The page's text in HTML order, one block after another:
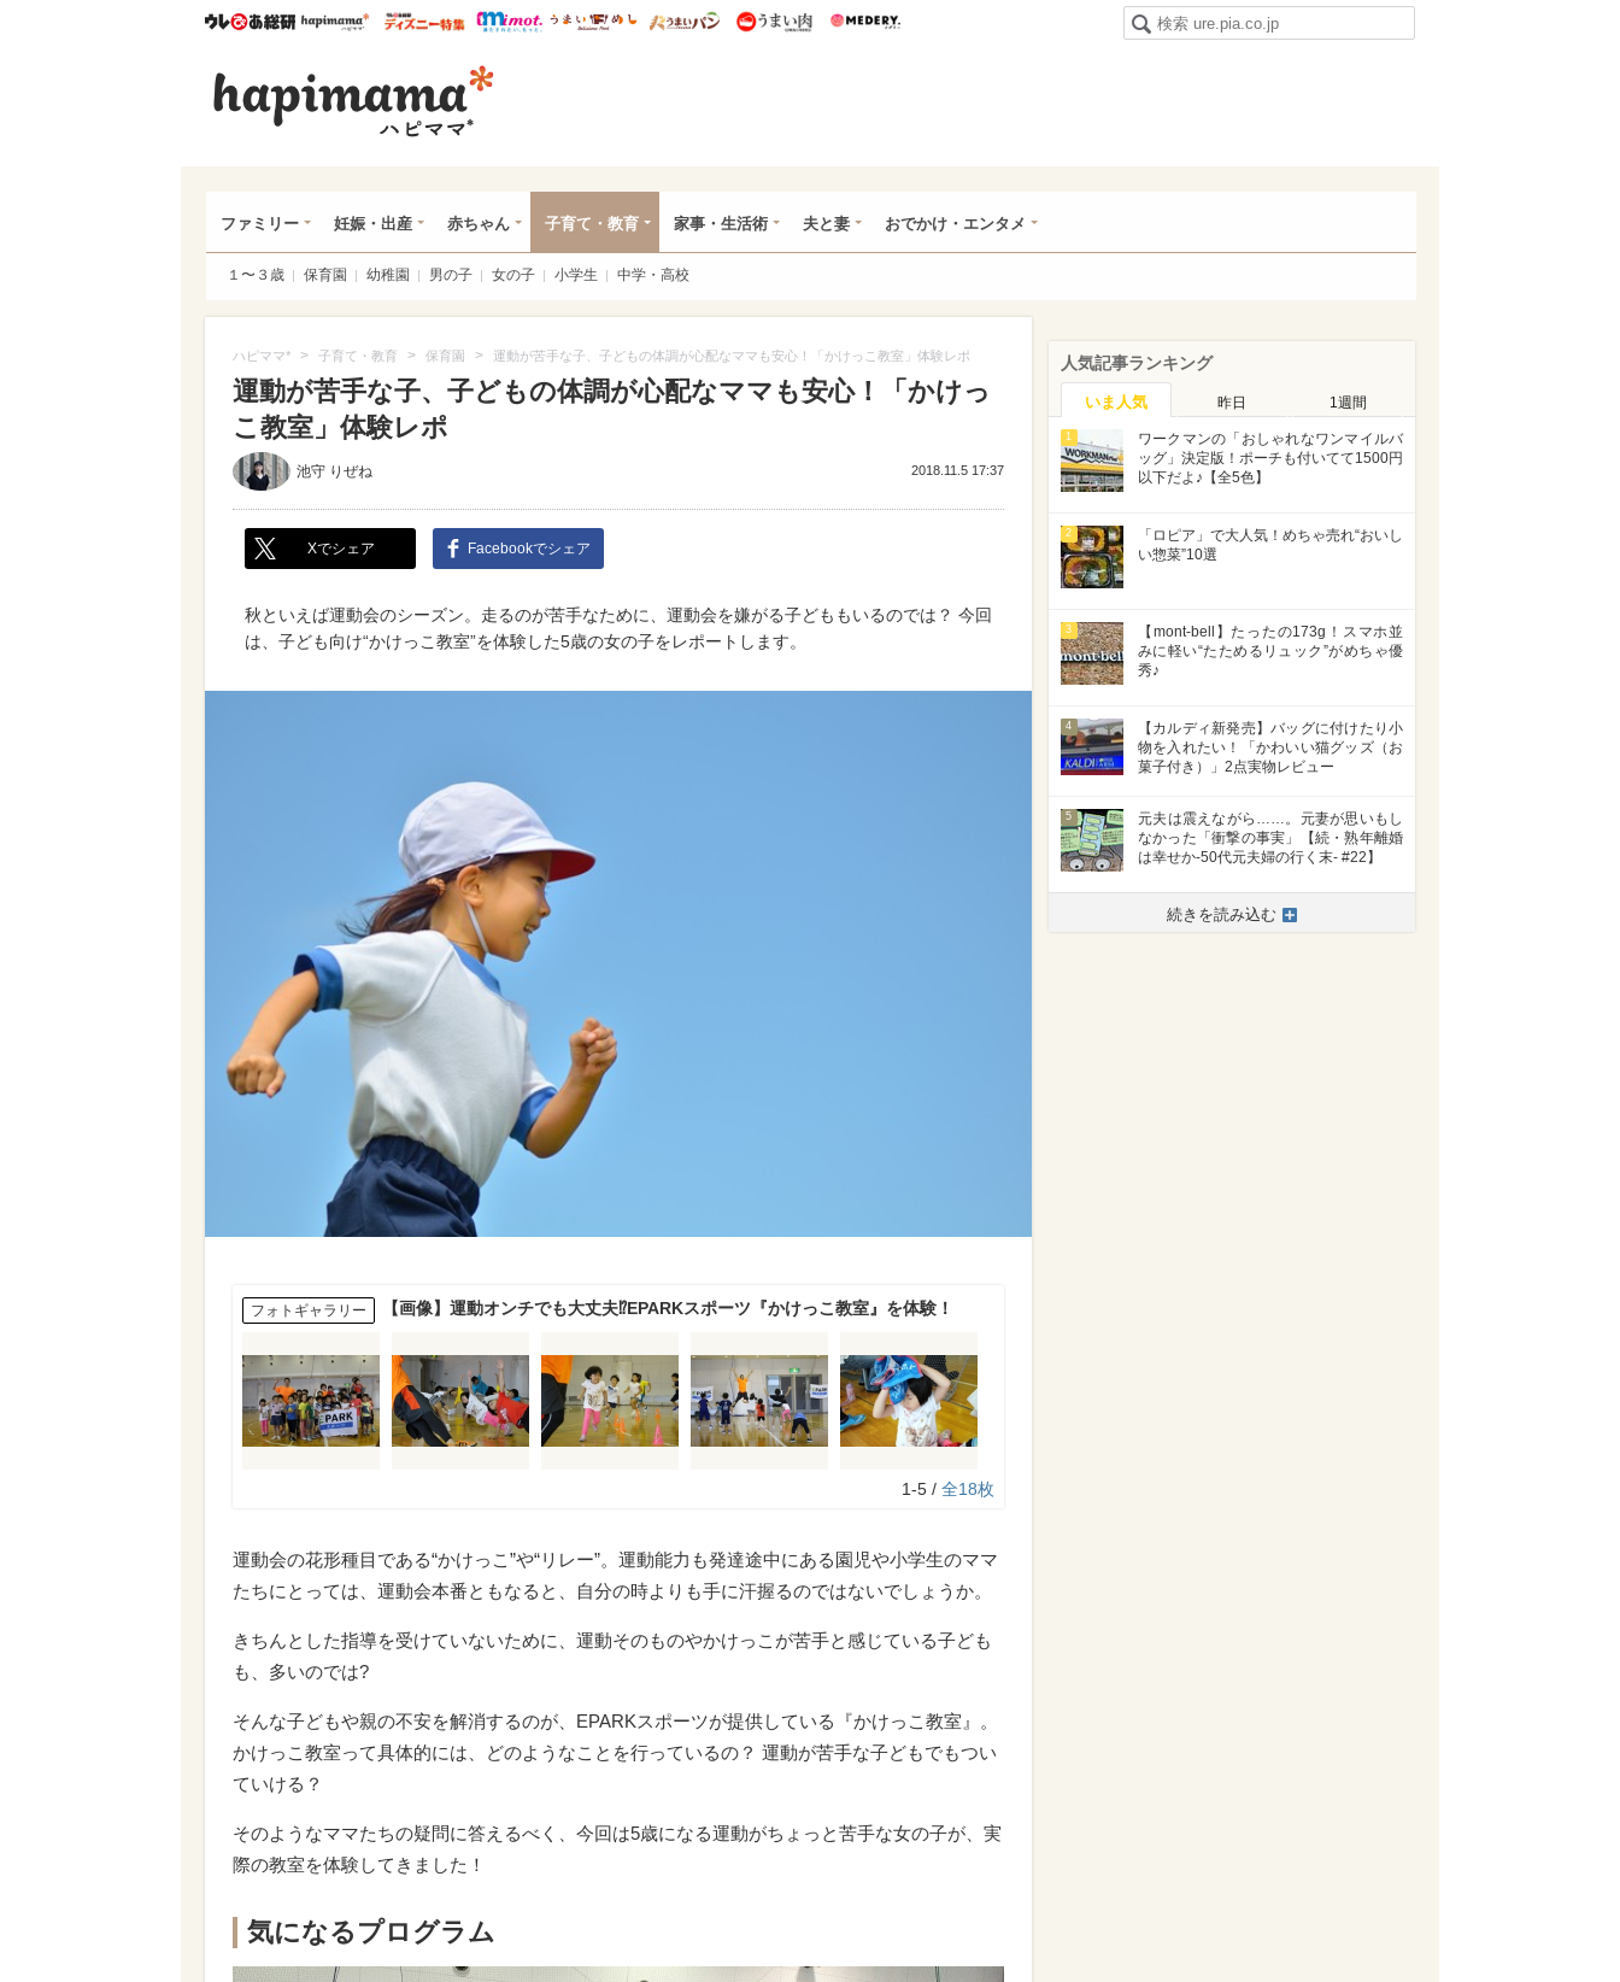
ウレぴあ総研ハピママ* ウレぴあ総研 ディズニー特集
mimot. うまいめし うまいパン うまい肉
ファミリー 妊娠・出産 赤ちゃん 子育て・教育 家事・生活術 夫と妻 おでかけ・エンタメ
１〜３歳 保育園 幼稚園 男の子 女の子 小学生 中学・高校
ハピママ* > 子育て・教育 > 保育園 > 運動が苦手な子、子どもの体調が心配なママも安心！「かけっこ教室」体験レポ
運動が苦手な子、子どもの体調が心配なママも安心！「かけっ
こ教室」体験レポ
池守 りぜね 2018.11.5 17:37
Xでシェア Facebookでシェア
秋といえば運動会のシーズン。走るのが苦手なために、運動会を嫌がる子どももいるのでは？ 今回
は、子ども向け“かけっこ教室”を体験した5歳の女の子をレポートします。
フォトギャラリー 【画像】運動オンチでも大丈夫⁉EPARKスポーツ『かけっこ教室』を体験！
1-5 / 全18枚
運動会の花形種目である“かけっこ”や“リレー”。運動能力も発達途中にある園児や小学生のママ
たちにとっては、運動会本番ともなると、自分の時よりも手に汗握るのではないでしょうか。
きちんとした指導を受けていないために、運動そのものやかけっこが苦手と感じている子ども
も、多いのでは?
そんな子どもや親の不安を解消するのが、EPARKスポーツが提供している『かけっこ教室』。
かけっこ教室って具体的には、どのようなことを行っているの？ 運動が苦手な子どもでもつい
ていける？
そのようなママたちの疑問に答えるべく、今回は5歳になる運動がちょっと苦手な女の子が、実
際の教室を体験してきました！
気になるプログラム
人気記事ランキング
いま人気 昨日 1週間
1
ワークマンの「おしゃれなワンマイルバ
ッグ」決定版！ポーチも付いてて1500円
以下だよ♪【全5色】
2
「ロピア」で大人気！めちゃ売れ“おいし
い惣菜”10選
3
【mont-bell】たったの173g！スマホ並
みに軽い“たためるリュック”がめちゃ優
秀♪
4
【カルディ新発売】バッグに付けたり小
物を入れたい！「かわいい猫グッズ（お
菓子付き）」2点実物レビュー
5
元夫は震えながら……。元妻が思いもし
なかった「衝撃の事実」【続・熟年離婚
は幸せか-50代元夫婦の行く末- #22】
続きを読み込む